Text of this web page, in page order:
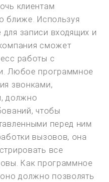
клиентам
ближе. Используя
записи входящих и
сможет
работы с
Любое программное
звонками,
должно
чтобы
перед ним
вызовов, она
все
Как программное
должно позволять